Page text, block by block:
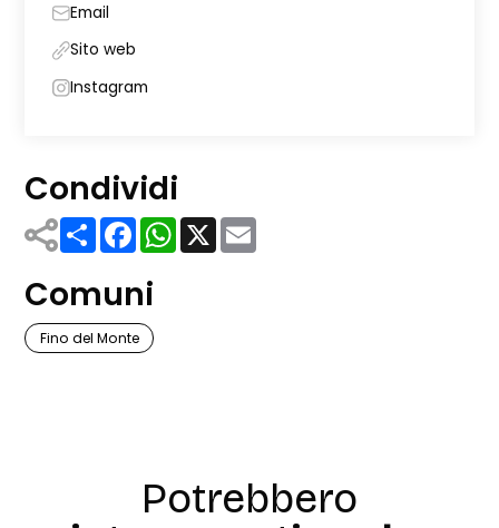
Email
Sito web
Instagram
Condividi
ShareFacebook
WhatsApp
X
Comuni
Fino del Monte
Potrebbero